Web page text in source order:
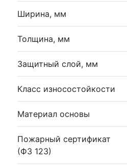
Ширина, мм
Толщина, мм
Защитный слой, мм
Класс износостойкости
Материал основы
Пожарный сертификат
(ФЗ 123)